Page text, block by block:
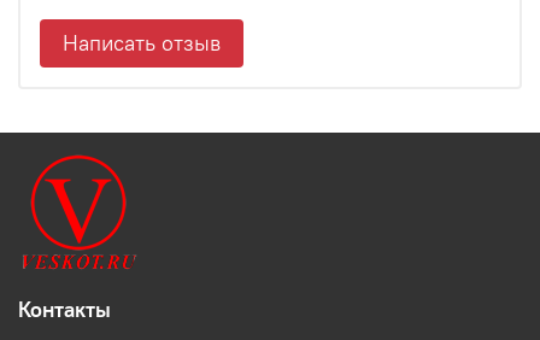
Написать отзыв
Контакты